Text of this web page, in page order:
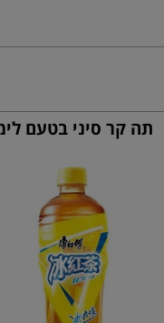
תה קר סיני בטעם